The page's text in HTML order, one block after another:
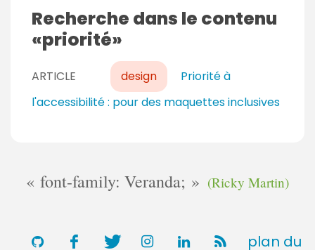
n
i
e
Recherche dans le contenu
priorité
ARTICLE design
Priorité à
l'accessibilité : pour des maquettes inclusives
font-family: Veranda; (Ricky Martin)
plan du